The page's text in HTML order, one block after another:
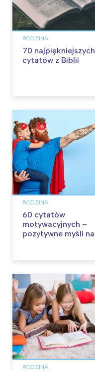
RODZINA
70 najpiękniejszych
cytatów z Biblii
RODZINA
60 cytatów
motywacyjnych –
pozytywne myśli na
RODZINA